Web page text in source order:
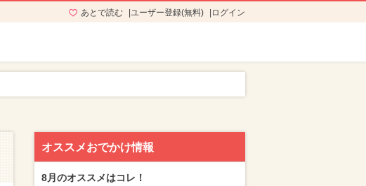
あとで読む ユーザー登録(無料) ログイン
オススメおでかけ情報
8月のオススメはコレ！